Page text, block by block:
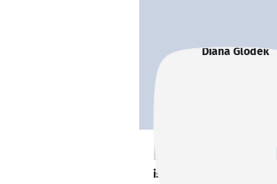
Diana Glodek
ist offen für Projekte. 🔎